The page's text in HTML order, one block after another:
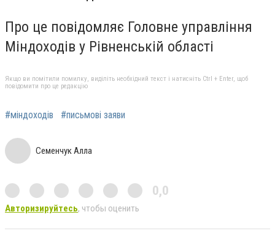
Про це повідомляє Головне управління
Міндоходів у Рівненській області
Якщо ви помітили помилку, виділіть необхідний текст і натисніть Ctrl + Enter, щоб
повідомити про це редакцію
#міндоходів #письмові заяви
Семенчук Алла
0,0
Авторизируйтесь, чтобы оценить